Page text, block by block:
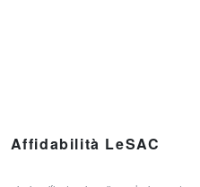
Affidabilità LeSAC